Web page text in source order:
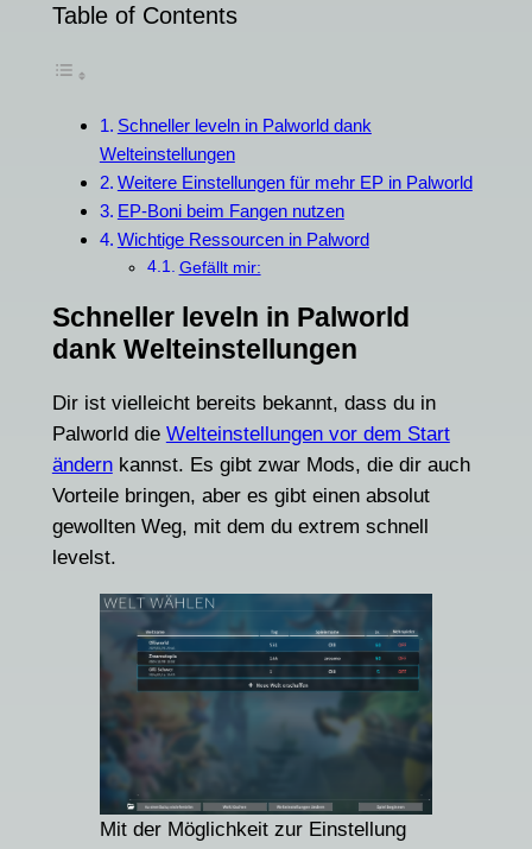
Table of Contents
Schneller leveln in Palworld dank
Welteinstellungen
Weitere Einstellungen für mehr EP in Palworld
EP-Boni beim Fangen nutzen
Wichtige Ressourcen in Palword
Gefällt mir:
Schneller leveln in Palworld
dank Welteinstellungen
Dir ist vielleicht bereits bekannt, dass du in
Palworld die Welteinstellungen vor dem Start
ändernkannst. Es gibt zwar Mods, die dir auch
Vorteile bringen, aber es gibt einen absolut
gewollten Weg, mit dem du extrem schnell
levelst.
Mit der Möglichkeit zur Einstellung